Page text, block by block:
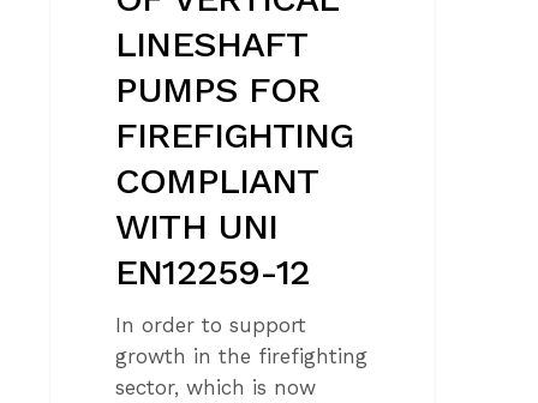
LINESHAFT
PUMPS FOR
FIREFIGHTING
COMPLIANT
WITH UNI
EN12259-12
In order to support
growth in the firefighting
sector, which is now